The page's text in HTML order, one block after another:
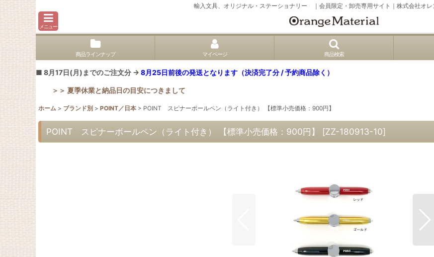
輸入文具、オリジナル・ステーショナリー ｜会員限定・卸売専用サイト｜株式会社オレ
メニュー
商品ラインナップ マイページ 商品検索
■ 8月17日(月)までのご注文分 → 8月25日前後の発送となります（決済完了分 / 予約商品除く）
＞＞ 夏季休業と納品日の目安につきまして
ホーム > ブランド別 > POINT／日本 > POINT スピナーボールペン（ライト付き） 【標準小売価格：900円】
POINT スピナーボールペン（ライト付き） 【標準小売価格：900円】 [ZZ-180913-10]